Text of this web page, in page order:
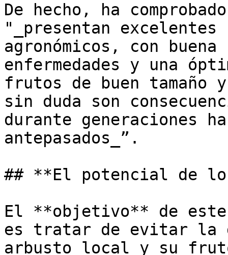
De hecho, ha
"_presentan excelentes
agronómicos, con
enfermedades y una
frutos de buen tamaño
sin duda son
durante generaciones
antepasados_”.
## **El potencial de
El **objetivo** de
es tratar de evitar la
arbusto local y su